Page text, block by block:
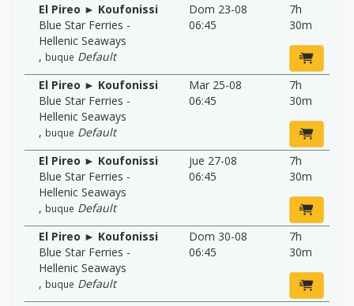
El Pireo ► Koufonissi
Blue Star Ferries -
Hellenic Seaways
, buque Default
Dom 23-08
06:45
7h
30m
El Pireo ► Koufonissi
Blue Star Ferries -
Hellenic Seaways
, buque Default
Mar 25-08
06:45
7h
30m
El Pireo ► Koufonissi
Blue Star Ferries -
Hellenic Seaways
, buque Default
jue 27-08
06:45
7h
30m
El Pireo ► Koufonissi
Blue Star Ferries -
Hellenic Seaways
, buque Default
Dom 30-08
06:45
7h
30m